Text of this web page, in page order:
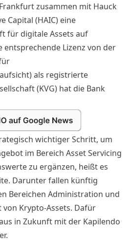
zusammen mit Hauck
Capital (HAIC) eine
für digitale Assets auf
entsprechende Lizenz von der
) als registrierte
(KVG) hat die Bank
wichtiger Schritt, um
im Bereich Asset Servicing
zu ergänzen, heißt es
Darunter fallen künftig
Bereichen Administration und
von Krypto-Assets. Dafür
in Zukunft mit der Kapilendo